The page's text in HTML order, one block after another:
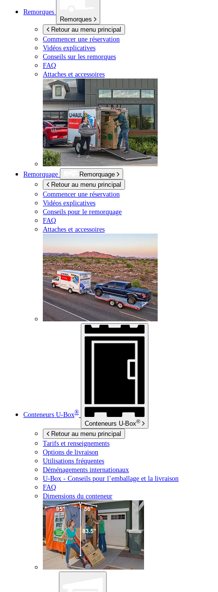
Remorques
Remorques
Retour au menu principal
Commencer une réservation
Vidéos explicatives
Conseils sur les remorques
FAQ
Attaches et accessoires
Remorquage
Remorquage
Retour au menu principal
Commencer une réservation
Vidéos explicatives
Conseils pour le remorquage
FAQ
Attaches et accessoires
Conteneurs U-Box®
Conteneurs U-Box®
Retour au menu principal
Tarifs et renseignements
Options de livraison
Utilisations fréquentes
Déménagements internationaux
U-Box - Conseils pour l’emballage et la livraison
FAQ
Dimensions du conteneur